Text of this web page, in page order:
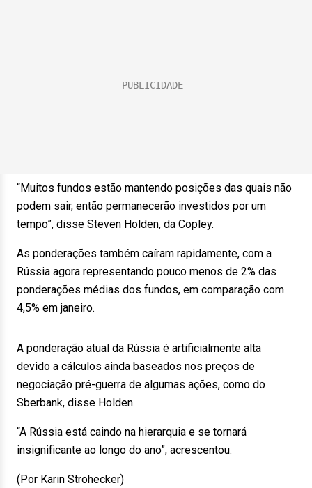
“Muitos fundos estão mantendo posições das quais não
podem sair, então permanecerão investidos por um
tempo”, disse Steven Holden, da Copley.
As ponderações também caíram rapidamente, com a
Rússia agora representando pouco menos de 2% das
ponderações médias dos fundos, em comparação com
4,5% em janeiro.
A ponderação atual da Rússia é artificialmente alta
devido a cálculos ainda baseados nos preços de
negociação pré-guerra de algumas ações, como do
Sberbank, disse Holden.
“A Rússia está caindo na hierarquia e se tornará
insignificante ao longo do ano”, acrescentou.
(Por Karin Strohecker)